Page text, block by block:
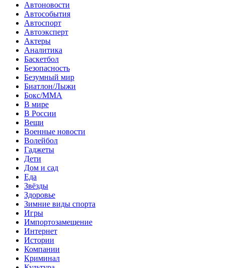
Автоновости
Автособытия
Автоспорт
Автоэксперт
Актеры
Аналитика
Баскетбол
Безопасность
Безумный мир
Биатлон/Лыжи
Бокс/MMA
В мире
В России
Вещи
Военные новости
Волейбол
Гаджеты
Дети
Дом и сад
Еда
Звёзды
Здоровье
Зимние виды спорта
Игры
Импортозамещение
Интернет
Истории
Компании
Криминал